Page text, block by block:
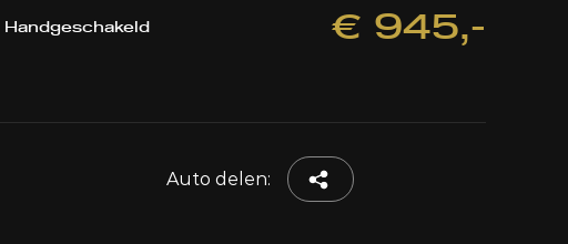
Handgeschakeld € 945,-
Auto delen: